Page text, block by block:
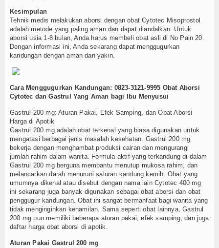
Kesimpulan
Tehnik medis melakukan aborsi dengan obat Cytotec Misoprostol
adalah metode yang paling aman dan dapat diandalkan. Untuk
aborsi usia 1-8 bulan, Anda harus membeli obat asli di No Pain 20.
Dengan informasi ini, Anda sekarang dapat menggugurkan
kandungan dengan aman dan yakin.
Cara Menggugurkan Kandungan: 0823-3121-9995 Obat Aborsi
Cytotec dan Gastrul Yang Aman bagi Ibu Menyusui
Gastrul 200 mg: Aturan Pakai, Efek Samping, dan Obat Aborsi
Harga di Apotik
Gastrul 200 mg adalah obat terkenal yang biasa digunakan untuk
mengatasi berbagai jenis masalah kesehatan. Gastrul 200 mg
bekerja dengan menghambat produksi cairan dan mengurangi
jumlah rahim dalam wanita. Formula aktif yang terkandung di dalam
Gastrul 200 mg berguna membantu menutup mukosa rahim, dan
melancarkan darah menuruni saluran kandung kemih. Obat yang
umumnya dikenal atau disebut dengan nama lain Cytotec 400 mg
ini sekarang juga banyak digunakan sebagai obat aborsi dan obat
penggugur kandungan. Obat ini sangat bermanfaat bagi wanita yang
tidak menginginkan kehamilan. Sama seperti obat lainnya, Gastrul
200 mg pun memiliki beberapa aturan pakai, efek samping, dan juga
daftar harga obat aborsi di apotik.
Aturan Pakai Gastrul 200 mg